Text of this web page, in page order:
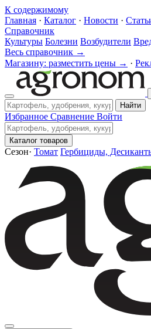
К содержимому
Главная · Каталог · Новости ·
Справочник
Культуры Болезни Возбудители
Весь справочник →
Магазину: разместить цены → ·
Найти
Избранное Сравнение Войти
Каталог товаров
Сезон· Томат Гербициды,